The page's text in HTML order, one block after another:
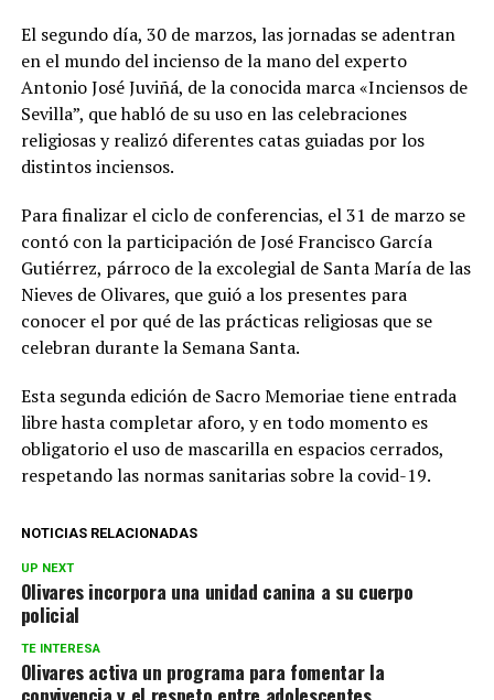
El segundo día, 30 de marzos, las jornadas se adentran
en el mundo del incienso de la mano del experto
Antonio José Juviñá, de la conocida marca «Inciensos de
Sevilla”, que habló de su uso en las celebraciones
religiosas y realizó diferentes catas guiadas por los
distintos inciensos.
Para finalizar el ciclo de conferencias, el 31 de marzo se
contó con la participación de José Francisco García
Gutiérrez, párroco de la excolegial de Santa María de las
Nieves de Olivares, que guió a los presentes para
conocer el por qué de las prácticas religiosas que se
celebran durante la Semana Santa.
Esta segunda edición de Sacro Memoriae tiene entrada
libre hasta completar aforo, y en todo momento es
obligatorio el uso de mascarilla en espacios cerrados,
respetando las normas sanitarias sobre la covid-19.
NOTICIAS RELACIONADAS
UP NEXT
Olivares incorpora una unidad canina a su cuerpo
policial
TE INTERESA
Olivares activa un programa para fomentar la